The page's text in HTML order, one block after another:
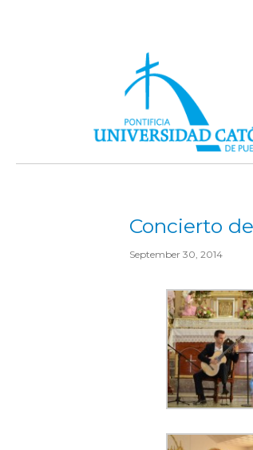
Concierto
September 30, 2014